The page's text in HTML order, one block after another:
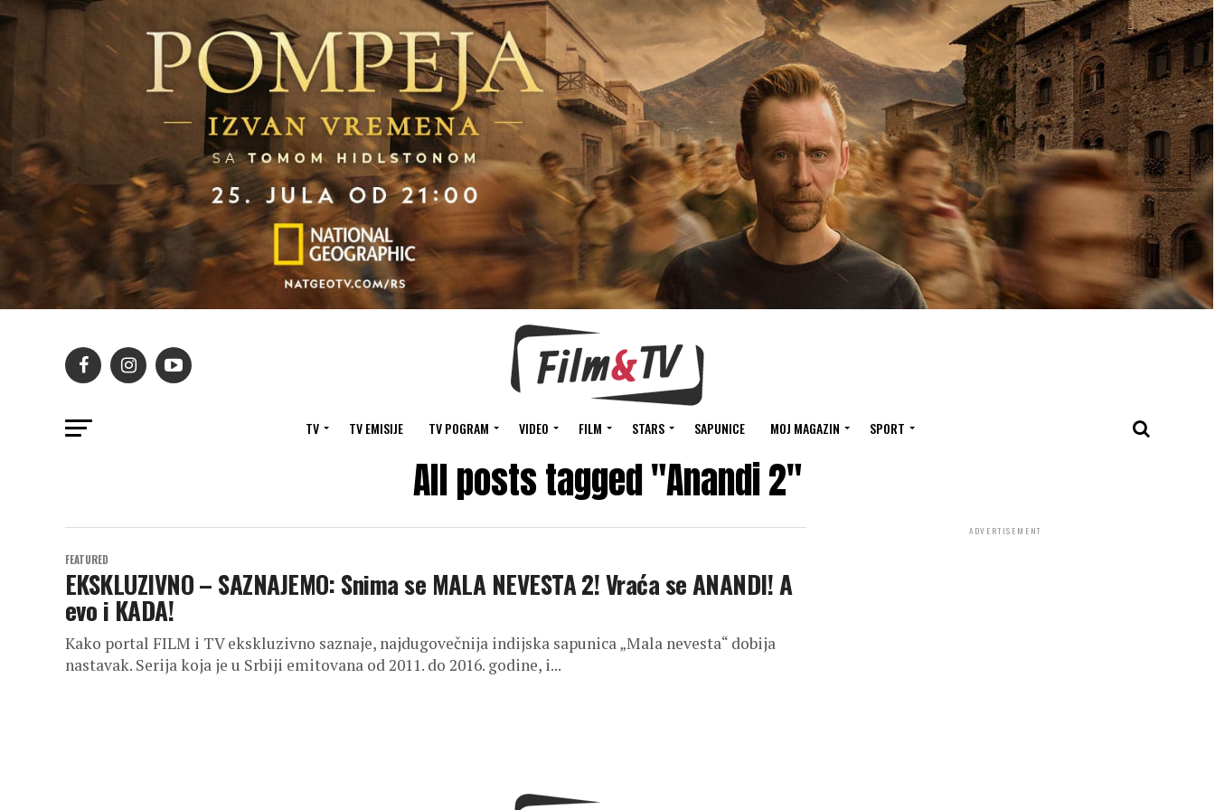
TV TV EMISIJE TV POGRAM VIDEO FILM STARS SAPUNICE MOJ MAGAZIN SPORT
All posts tagged "Anandi 2"
FEATURED
EKSKLUZIVNO – SAZNAJEMO: Snima se MALA NEVESTA 2! Vraća se ANANDI! A
evo i KADA!
Kako portal FILM i TV ekskluzivno saznaje, najdugovečnija indijska sapunica „Mala nevesta“ dobija
nastavak. Serija koja je u Srbiji emitovana od 2011. do 2016. godine, i...
ADVERTISEMENT